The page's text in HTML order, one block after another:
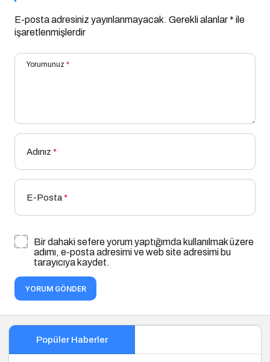
E-posta adresiniz yayınlanmayacak. Gerekli alanlar* ile
işaretlenmişlerdir
Yorumunuz *
Adınız *
E-Posta*
Bir dahaki sefere yorum yaptığımda kullanılmak üzere
adımı, e-posta adresimi ve web site adresimi bu
tarayıcıya kaydet.
YORUM GÖNDER
Popüler Haberler